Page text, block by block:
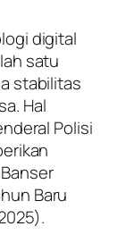
digital
satu
stabilitas
Hal
Polisi
Baru